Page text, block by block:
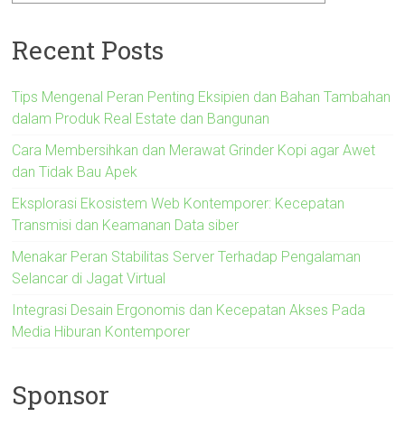
Recent Posts
Tips Mengenal Peran Penting Eksipien dan Bahan Tambahan
dalam Produk Real Estate dan Bangunan
Cara Membersihkan dan Merawat Grinder Kopi agar Awet
dan Tidak Bau Apek
Eksplorasi Ekosistem Web Kontemporer: Kecepatan
Transmisi dan Keamanan Data siber
Menakar Peran Stabilitas Server Terhadap Pengalaman
Selancar di Jagat Virtual
Integrasi Desain Ergonomis dan Kecepatan Akses Pada
Media Hiburan Kontemporer
Sponsor